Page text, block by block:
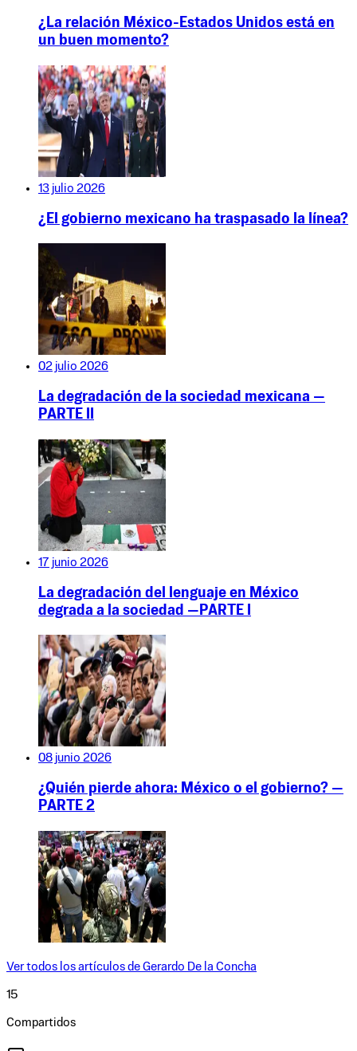
¿La relación México-Estados Unidos está en
un buen momento?
13 julio 2026
¿El gobierno mexicano ha traspasado la línea?
02 julio 2026
La degradación de la sociedad mexicana —
PARTE II
17 junio 2026
La degradación del lenguaje en México
degrada a la sociedad —PARTE I
08 junio 2026
¿Quién pierde ahora: México o el gobierno? —
PARTE 2
Ver todos los artículos de Gerardo De la Concha
15
Compartidos